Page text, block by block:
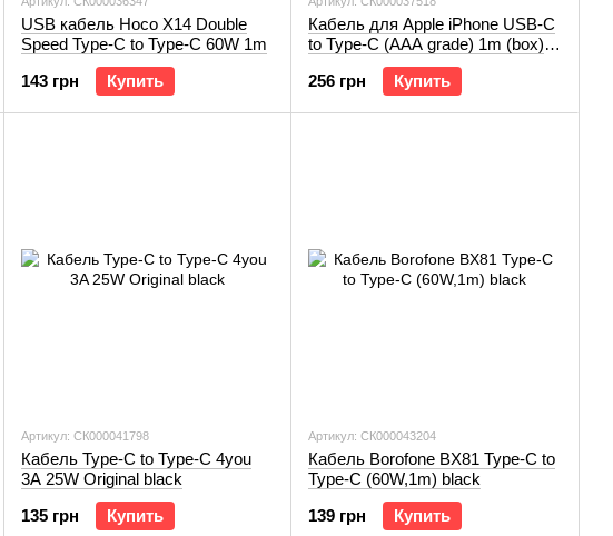
USB кабель Hoco X14 Double
Speed Type-C to Type-C 60W 1m
143 грн
Купить
Кабель для Apple iPhone USB-C
to Type-C (AAA grade) 1m (box)
256 грн
Купить
Артикул: СК000041798
Кабель Type-C to Type-C 4you
3A 25W Original black
135 грн
Купить
Артикул: СК000043204
Кабель Borofone BX81 Type-C to
Type-C (60W,1m) black
139 грн
Купить